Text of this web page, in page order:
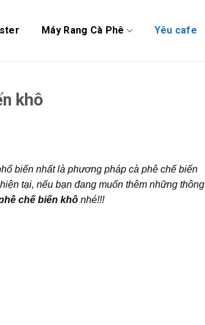
Máy Rang Cà Phê Yêu cafe
khô
biến nhất là phương pháp cà phê chế biến
tại, nếu bạn đang muốn thêm những thông
chế biến khô nhé!!!